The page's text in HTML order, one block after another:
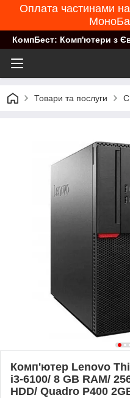
Оплата частинами
КомпБест: Комп'ютери з
Товари та послуги
Комп'ютер Lenovo
i3-6100/ 8 GB RAM/
HDD/ Quadro P400